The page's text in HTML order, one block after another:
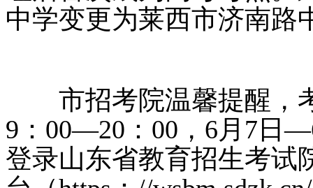
中学变更为莱西市济南路
市招考院温馨提醒，
9：00—20：00，6月7日
登录山东省教育招生考试